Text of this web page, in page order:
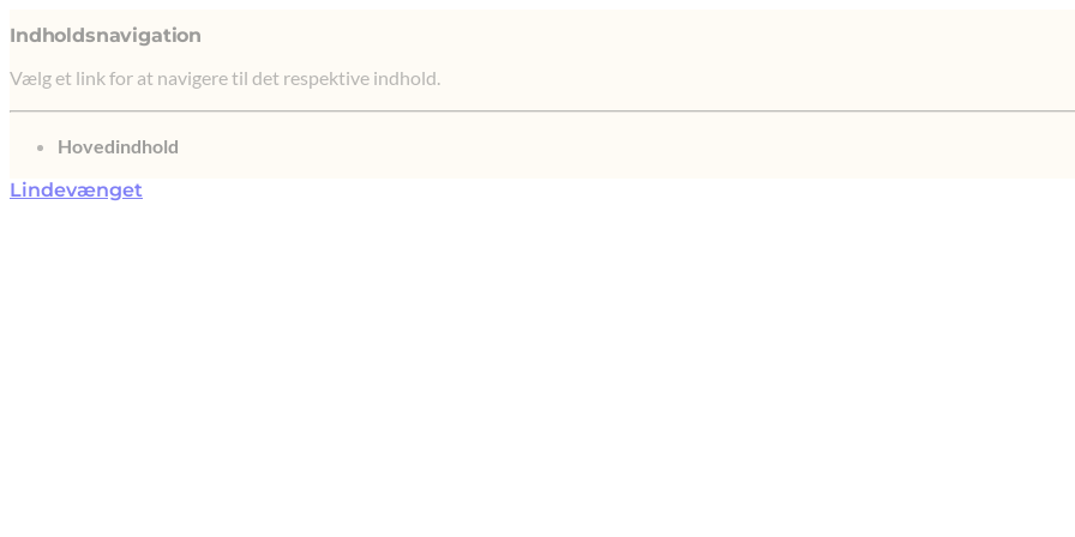
Indholdsnavigation
Vælg et link for at navigere til det respektive indhold.
gå til
Hovedindhold
Lindevænget